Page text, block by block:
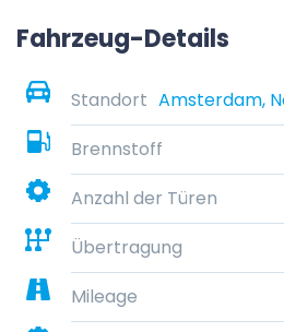
Fahrzeug-Details
Standort
Brennstoff
Anzahl der Türen
Übertragung
Mileage